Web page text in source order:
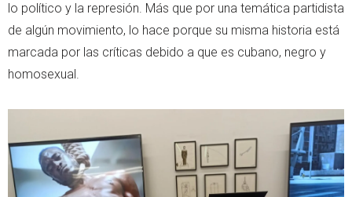
lo político y la represión. Más que por una temática partidista
de algún movimiento, lo hace porque su misma historia está
marcada por las críticas debido a que es cubano, negro y
homosexual.